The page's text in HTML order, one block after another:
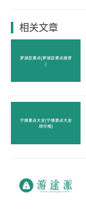
相关文章